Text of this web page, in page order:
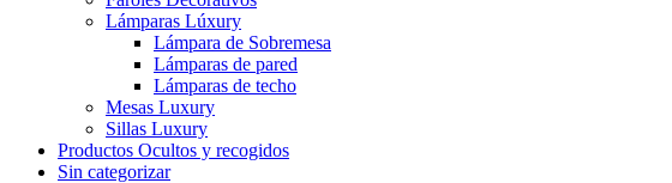
Lámparas Lúxury
Lámpara de Sobremesa
Lámparas de pared
Lámparas de techo
Mesas Luxury
Sillas Luxury
Productos Ocultos y recogidos
Sin categorizar